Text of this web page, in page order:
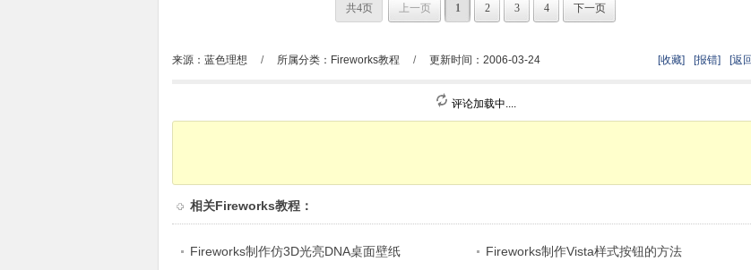
共4页 上一页 1 2 3 4 下一页
来源：蓝色理想 / 所属分类： Fireworks教程 / 更新时间：2006-03-24 [收藏] [报错] [返
评论加载中....
相关Fireworks教程 ：
Fireworks制作仿3D光亮DNA桌面壁纸
Fireworks制作Vista样式按钮的方法